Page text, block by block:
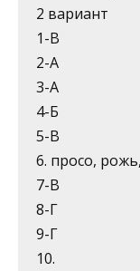
2 вариант
1-В
2-А
3-А
4-Б
5-В
6. просо,
7-В
8-Г
9-Г
10.